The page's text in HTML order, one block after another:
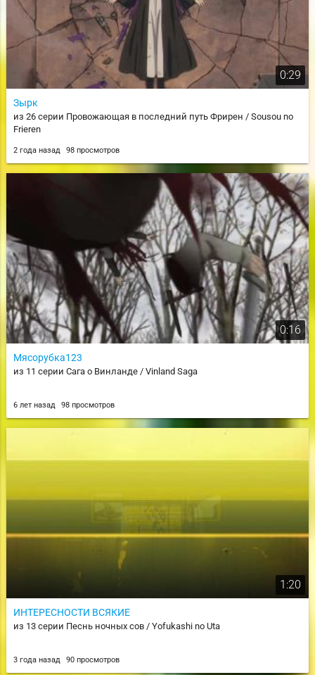
0:29
Зырк
из 26 серии Провожающая в последний путь Фрирен / Sousou no
Frieren
2 года назад 98 просмотров
0:16
Мясорубка123
из 11 серии Сага о Винланде / Vinland Saga
6 лет назад 98 просмотров
1:20
ИНТЕРЕСНОСТИ ВСЯКИЕ
из 13 серии Песнь ночных сов / Yofukashi no Uta
3 года назад 90 просмотров